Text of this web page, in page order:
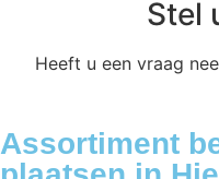
Stel
Heeft u een vraag
Assortiment